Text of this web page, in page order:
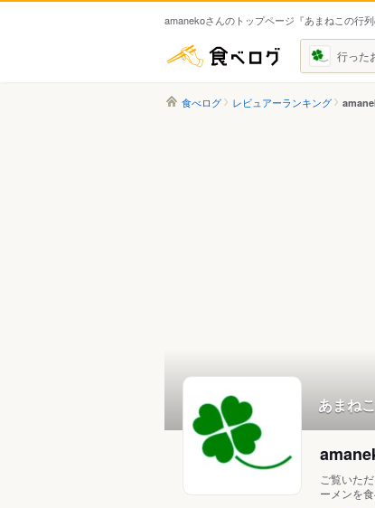
amanekoさんのトップページ『あまねこの行列
食べログ 行った
食べログ レビュアーランキング
あまね
ご覧いた
ーメンを